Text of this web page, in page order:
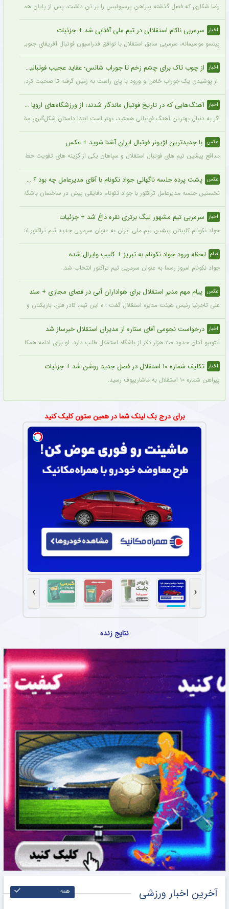
رضا شکاری که فصل گذشته پیراهن پرسپولیس را بر تن داشت، پس از پایان همکاری با
اخبار سرمربی ناکام استقلالی در تیم ملی آفتابی شد + جزئیات
پیتسو موسیمانه، سرمربی سابق استقلال با توافق فدراسیون فوتبال آفریقای جنوبی
اخبار از چوب تاک برای چشم زخم تا جوراب شانس؛ عقاید عجیب فوتبالیست‌ها!
از پوشیدن یک جوراب خاص و ورود با پای راست به زمین گرفته تا صحبت کردن با
اخبار آهنگ‌هایی که در تاریخ فوتبال ماندگار شدند؛ از ورزشگاه‌های اروپا تا جام جهانی
اگر به دنبال بهترین آهنگ فوتبالی هستید، بهتر است ابتدا داستان شکل‌گیری
عکس با جدیدترین لژیونر فوتبال ایران آشنا شوید + عکس
مدافع پیشین تیم های فوتبال استقلال و سپاهان یکی از گزینه های تقویت خط دفاعی
عکس پشت پرده جلسه ناگهانی جواد نکونام با آقای مدیرعامل چه بود ؟ + عکس
نخستین جلسه مدیرعامل تراکتور با جواد نکونام دقایقی پیش در ساختمان باشگاه برگزار
اخبار سرمربی تیم مشهور لیگ برتری نقره داغ شد + جزئیات
جواد نکونام کاپیتان پیشین تیم ملی ایران به عنوان سرمربی جدید تیم تراکتور انتخاب شد.
فیلم لحظه ورود جواد نکونام به تبریز + کلیپ وایرال شده
جواد نکونام امروز رسما به عنوان سرمربی تیم تراکتور انتخاب شد.
عکس پیام مهم مدیر استقلال برای هواداران آبی در فضای مجازی + سند
علی تاجرنیا رئیس هیئت مدیره استقلال گفت : ه این تیم، کادر فنی، بازیکنان و مسیری
اخبار درخواست نجومی آقای ستاره از مدیران استقلال خبرساز شد
آنتونیو آدان حدود ۲۰۰ هزار دلار از باشگاه استقلال طلب دارد. او برای ادامه همکاری حاضر شد نیمی از آن را ببخشد اما او برای قرارداد فصل جدید، مبلغی در حدود ۶۰۰ هزار دلار طلب کرد.
اخبار تکلیف شماره ۱۰ استقلال در فصل جدید روشن شد + جزئیات
پیراهن شماره ۱۰ استقلال به ماشاریپوف رسید.
برای درج بک لینک شما در همین ستون کلیک کنید
‹
›
نتایج زنده
آخرین اخبار ورزشی همه